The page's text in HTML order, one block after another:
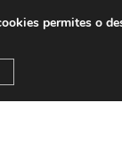
permites o